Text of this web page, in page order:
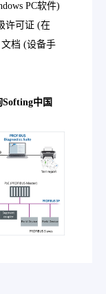
PC软件)
许可证 (在
文档 (设备手
中国